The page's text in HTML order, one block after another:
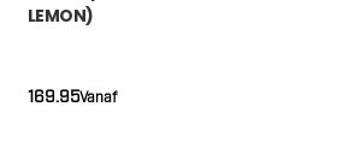
LEMON)
Vanaf
169.95